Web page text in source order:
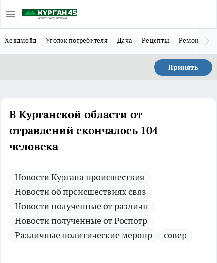
Хендмейд Уголок потребителя Дача Рецепты Ремонт
Принять
В Курганской области от
отравлений скончалось 104
человека
Новости Кургана происшествия
Новости об происшествиях связ
Новости полученные от различн
Новости полученные от Роспотр
Различные политические меропр
совер